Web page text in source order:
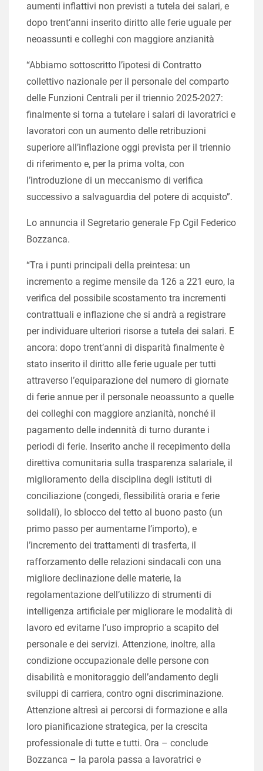
aumenti inflattivi non previsti a tutela dei salari, e
dopo trent’anni inserito diritto alle ferie uguale per
neoassunti e colleghi con maggiore anzianità
“Abbiamo sottoscritto l’ipotesi di Contratto
collettivo nazionale per il personale del comparto
delle Funzioni Centrali per il triennio 2025-2027:
finalmente si torna a tutelare i salari di lavoratrici e
lavoratori con un aumento delle retribuzioni
superiore all’inflazione oggi prevista per il triennio
di riferimento e, per la prima volta, con
l’introduzione di un meccanismo di verifica
successivo a salvaguardia del potere di acquisto”.
Lo annuncia il Segretario generale Fp Cgil Federico
Bozzanca.
“Tra i punti principali della preintesa: un
incremento a regime mensile da 126 a 221 euro, la
verifica del possibile scostamento tra incrementi
contrattuali e inflazione che si andrà a registrare
per individuare ulteriori risorse a tutela dei salari. E
ancora: dopo trent’anni di disparità finalmente è
stato inserito il diritto alle ferie uguale per tutti
attraverso l’equiparazione del numero di giornate
di ferie annue per il personale neoassunto a quelle
dei colleghi con maggiore anzianità, nonché il
pagamento delle indennità di turno durante i
periodi di ferie. Inserito anche il recepimento della
direttiva comunitaria sulla trasparenza salariale, il
miglioramento della disciplina degli istituti di
conciliazione (congedi, flessibilità oraria e ferie
solidali), lo sblocco del tetto al buono pasto (un
primo passo per aumentarne l’importo), e
l’incremento dei trattamenti di trasferta, il
rafforzamento delle relazioni sindacali con una
migliore declinazione delle materie, la
regolamentazione dell’utilizzo di strumenti di
intelligenza artificiale per migliorare le modalità di
lavoro ed evitarne l’uso improprio a scapito del
personale e dei servizi. Attenzione, inoltre, alla
condizione occupazionale delle persone con
disabilità e monitoraggio dell’andamento degli
sviluppi di carriera, contro ogni discriminazione.
Attenzione altresì ai percorsi di formazione e alla
loro pianificazione strategica, per la crescita
professionale di tutte e tutti. Ora – conclude
Bozzanca – la parola passa a lavoratrici e